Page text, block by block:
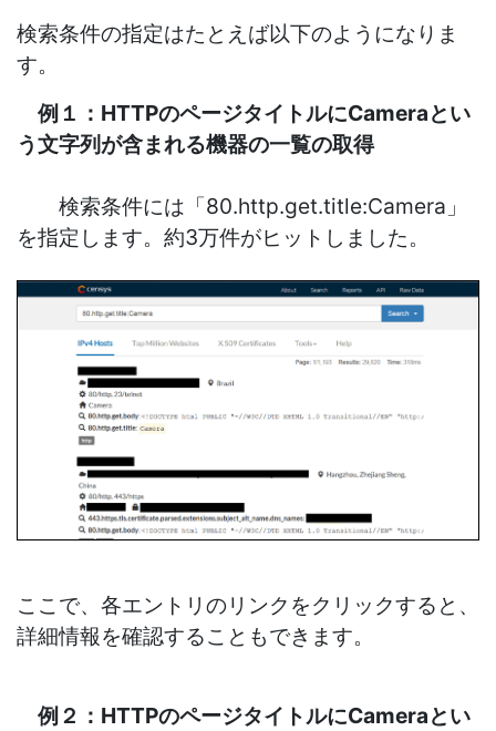
検索条件の指定はたとえば以下のようになりま
す。
例１：HTTPのページタイトルにCameraとい
う文字列が含まれる機器の一覧の取得
検索条件には「80.http.get.title:Camera」
を指定します。約3万件がヒットしました。
ここで、各エントリのリンクをクリックすると、
詳細情報を確認することもできます。
例２：HTTPのページタイトルにCameraとい